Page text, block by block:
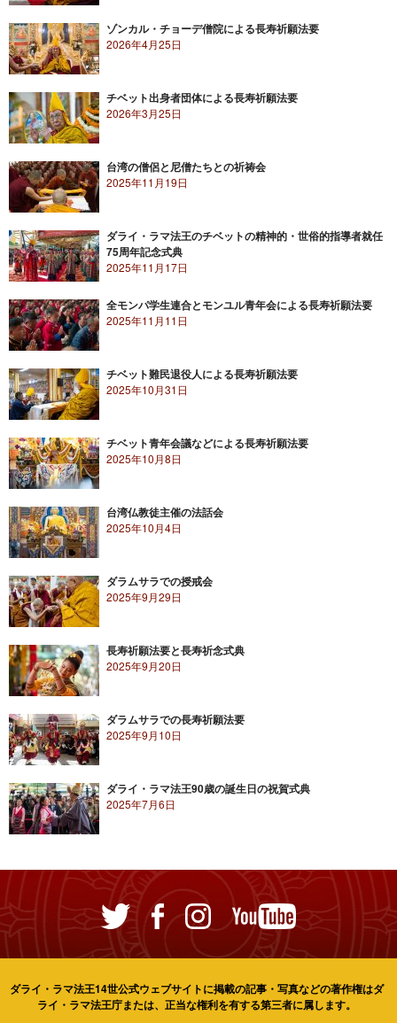
ゾンカル・チョーデ僧院による長寿祈願法要
2026年4月25日
チベット出身者団体による長寿祈願法要
2026年3月25日
台湾の僧侶と尼僧たちとの祈祷会
2025年11月19日
ダライ・ラマ法王のチベットの精神的・世俗的指導者就任
75周年記念式典
2025年11月17日
全モンパ学生連合とモンユル青年会による長寿祈願法要
2025年11月11日
チベット難民退役人による長寿祈願法要
2025年10月31日
チベット青年会議などによる長寿祈願法要
2025年10月8日
台湾仏教徒主催の法話会
2025年10月4日
ダラムサラでの授戒会
2025年9月29日
長寿祈願法要と長寿祈念式典
2025年9月20日
ダラムサラでの長寿祈願法要
2025年9月10日
ダライ・ラマ法王90歳の誕生日の祝賀式典
2025年7月6日
ダライ・ラマ法王14世公式ウェブサイトに掲載の記事・写真などの著作権はダ
ライ・ラマ法王庁または、正当な権利を有する第三者に属します。